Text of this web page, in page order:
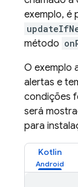
exemplo, é
método
O exemplo
alertas e
condições
será
para
Kotlin